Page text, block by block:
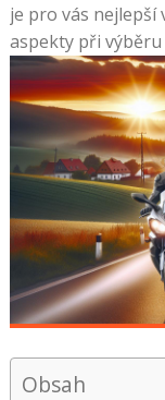
je pro vás nejlepší
aspekty při
Obsah